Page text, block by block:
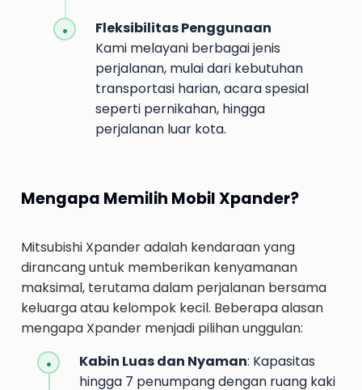
Fleksibilitas Penggunaan
Kami melayani berbagai jenis
perjalanan, mulai dari kebutuhan
transportasi harian, acara spesial
seperti pernikahan, hingga
perjalanan luar kota.
Mengapa Memilih MobilXpander?
Mitsubishi Xpander adalah kendaraan yang
dirancang untuk memberikan kenyamanan
maksimal, terutama dalam perjalanan bersama
keluarga atau kelompok kecil. Beberapa alasan
mengapa Xpander menjadi pilihan unggulan:
Kabin Luas dan Nyaman: Kapasitas
hingga 7 penumpang dengan ruang kaki